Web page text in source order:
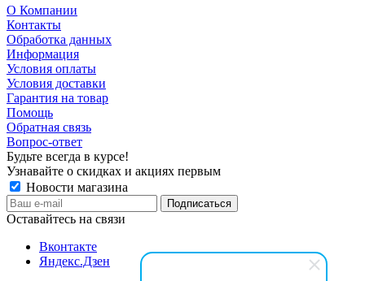
О Компании
Контакты
Обработка данных
Информация
Условия оплаты
Условия доставки
Гарантия на товар
Помощь
Обратная связь
Вопрос-ответ
Будьте всегда в курсе!
Узнавайте о скидках и акциях первым
Новости магазина
Оставайтесь на связи
Вконтакте
Яндекс.Дзен